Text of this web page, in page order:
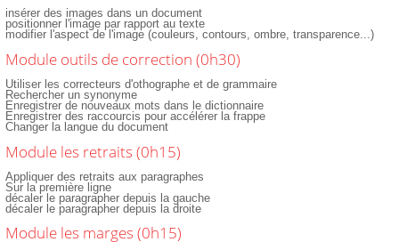
insérer des images dans un document
positionner l'image par rapport au texte
modifier l'aspect de l'image (couleurs, contours, ombre, transparence...)
Module outils de correction (0h30)
Utiliser les correcteurs d'othographe et de grammaire
Rechercher un synonyme
Enregistrer de nouveaux mots dans le dictionnaire
Enregistrer des raccourcis pour accélérer la frappe
Changer la langue du document
Module les retraits (0h15)
Appliquer des retraits aux paragraphes
Sur la première ligne
décaler le paragrapher depuis la gauche
décaler le paragrapher depuis la droite
Module les marges (0h15)